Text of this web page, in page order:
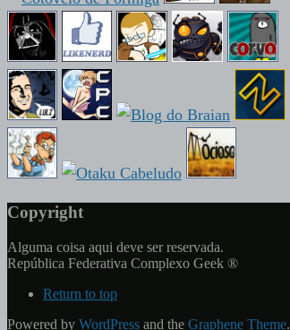
Copyright
Alguma coisa aqui deve ser reservada.
República Federativa Complexo Geek ®
Return to top
Powered by WordPress and the Graphene Theme.